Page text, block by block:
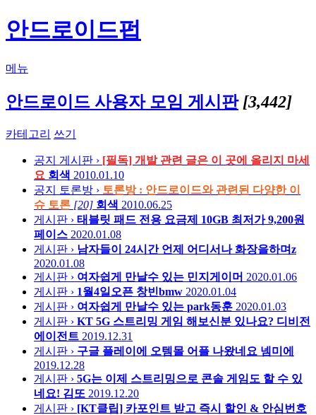
안드로이드펍
메뉴
안드로이드 사용자 모임 게시판 [3,442]
카테고리 쓰기
공지 게시판 › [필독] 개발 관련 글은 이 곳에 올리지 마세
요 회색 2010.01.10
공지
토론방 › 토론방 : 안드로이드와 관련된 다양한 이
슈 토론 [20] 회색 2010.06.25
게시판 › 태블릿 패드 전용 요금제 10GB 최저가 9,200원
페이스 2020.01.08
게시판 › 남자들이 24시간 언제 어디서나 화장을하며z
2020.01.08
게시판 › 여자쉽게 만날수 있는 민지게이머 2020.01.06
게시판 › 1월4일오픈 창빈bmw 2020.01.04
게시판 › 여자쉽게 만날수 있는 park동훈 2020.01.03
게시판 › KT 5G 스트리밍 게임 해보신분 있나요? 디비전
에이전트 2019.12.31
게시판 › 구글 플레이에 오템몰 어플 나왔네요 넴미에
2019.12.28
게시판 › 5G는 이제 스트리밍으로 콘솔 게임도 할 수 있
네요! 김또 2019.12.20
게시판 › [KT클립] 카포인트 받고 즉시 할인 & 안심번호